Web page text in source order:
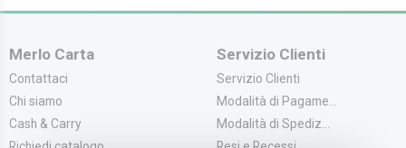
Merlo Carta
Contattaci
Chi siamo
Cash & Carry
Servizio Clienti
Servizio Clienti
Modalità di Pagame...
Modalità di Spediz...